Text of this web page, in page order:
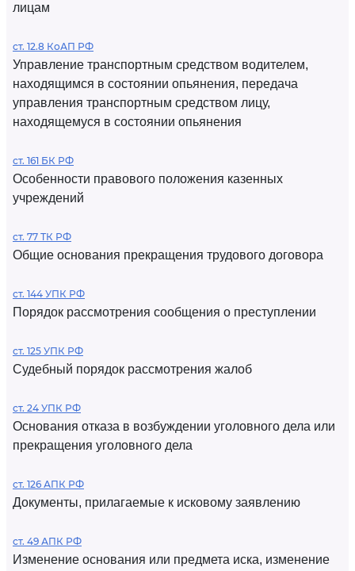
лицам
ст. 12.8 КоАП РФ
Управление транспортным средством водителем,
находящимся в состоянии опьянения, передача
управления транспортным средством лицу,
находящемуся в состоянии опьянения
ст. 161 БК РФ
Особенности правового положения казенных
учреждений
ст. 77 ТК РФ
Общие основания прекращения трудового договора
ст. 144 УПК РФ
Порядок рассмотрения сообщения о преступлении
ст. 125 УПК РФ
Судебный порядок рассмотрения жалоб
ст. 24 УПК РФ
Основания отказа в возбуждении уголовного дела или
прекращения уголовного дела
ст. 126 АПК РФ
Документы, прилагаемые к исковому заявлению
ст. 49 АПК РФ
Изменение основания или предмета иска, изменение